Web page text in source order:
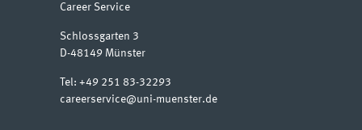
Career Service
Schlossgarten 3
D-48149 Münster
Tel: +49 251 83-32293
careerservice@uni-muenster.de